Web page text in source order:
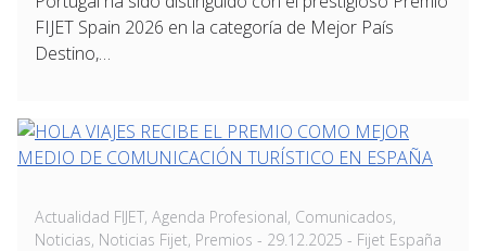
FIJET Spain 2026 en la categoría de Mejor País
Destino,…
Actualidad FIJET, Agenda Profesional, Comunicados,
Noticias, Noticias Fijet, Premios - Posted
29.12.2025 - Fijet España